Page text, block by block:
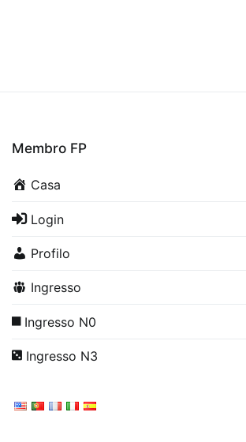
Membro FP
Casa
Login
Profilo
Ingresso
Ingresso N0
Ingresso N3